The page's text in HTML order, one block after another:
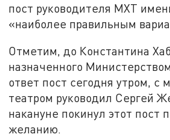
пост руководителя МХТ
«наиболее правильным
Отметим, до Константина
назначенного
ответ пост сегодня утром, с
театром руководил Сергей
накануне покинул этот пост
желанию.